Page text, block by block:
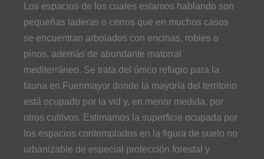
Los espacios de los cuales estamos hablando son
pequeñas laderas o cerros que en muchos casos
se encuentran arbolados con encinas, robles o
pinos, además de abundante matorral
mediterráneo. Se trata del único refugio para la
fauna en Fuenmayor donde la mayoría del territorio
está ocupado por la vid y, en menor medida, por
otros cultivos. Estimamos la superficie ocupada por
los espacios contemplados en la figura de suelo no
urbanizable de especial protección forestal y